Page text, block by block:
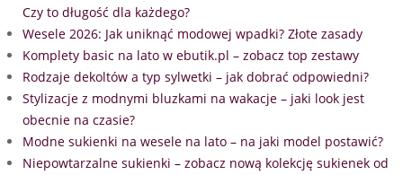
Czy to długość dla każdego?
Wesele 2026: Jak uniknąć modowej wpadki? Złote zasady
Komplety basic na lato w ebutik.pl – zobacz top zestawy
Rodzaje dekoltów a typ sylwetki – jak dobrać odpowiedni?
Stylizacje z modnymi bluzkami na wakacje – jaki look jest
obecnie na czasie?
Modne sukienki na wesele na lato – na jaki model postawić?
Niepowtarzalne sukienki – zobacz nową kolekcję sukienek od